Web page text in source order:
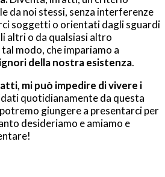
da noi stessi, senza interferenze
soggetti o orientati dagli sguardi
altri o da qualsiasi altro
modo, che impariamo a
della nostra esistenza.
mi può impedire di vivere i
quotidianamente da questa
giungere a presentarci per
desideriamo e amiamo e